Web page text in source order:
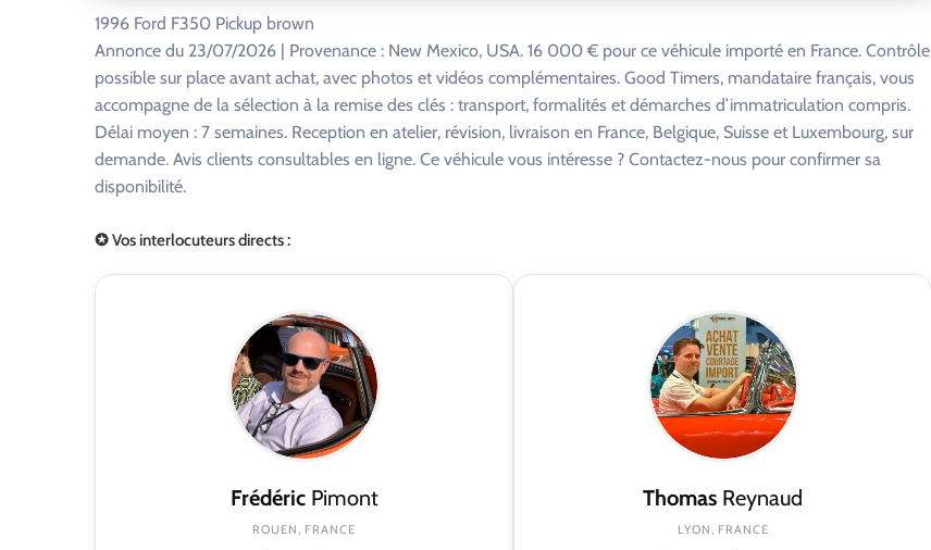
1996 Ford F350 Pickup brown
Annonce du 23/07/2026 | Provenance : New Mexico, USA. 16 000 € pour ce véhicule importé en France. Contrôle
possible sur place avant achat, avec photos et vidéos complémentaires. Good Timers, mandataire français, vous
accompagne de la sélection à la remise des clés : transport, formalités et démarches d’immatriculation compris.
Délai moyen : 7 semaines. Reception en atelier, révision, livraison en France, Belgique, Suisse et Luxembourg, sur
demande. Avis clients consultables en ligne. Ce véhicule vous intéresse ? Contactez-nous pour confirmer sa
disponibilité.
✪ Vos interlocuteurs directs :
FrédéricPimont
ROUEN, FRANCE
Thomas Reynaud
LYON, FRANCE